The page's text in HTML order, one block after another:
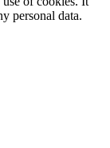
personal data.